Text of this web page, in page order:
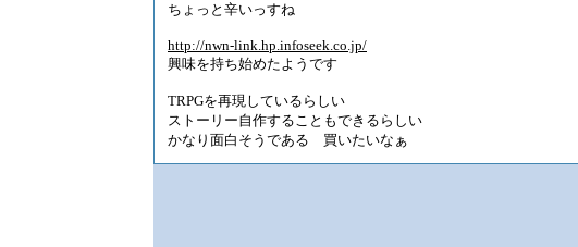
ちょっと辛いっすね
http://nwn-link.hp.infoseek.co.jp/
興味を持ち始めたようです
TRPGを再現しているらしい
ストーリー自作することもできるらしい
かなり面白そうである 買いたいなぁ